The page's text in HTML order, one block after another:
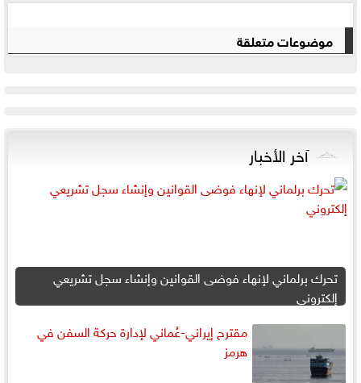
موضوعات متعلقة
آخر الأخبار
تحرك برلماني لإنهاء فوضى القوانين وإنشاء سجل تشريعي
إلكتروني
مقترح إيراني-عُماني لإدارة حركة السفن في
هرمز